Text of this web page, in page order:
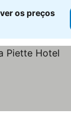
os preços